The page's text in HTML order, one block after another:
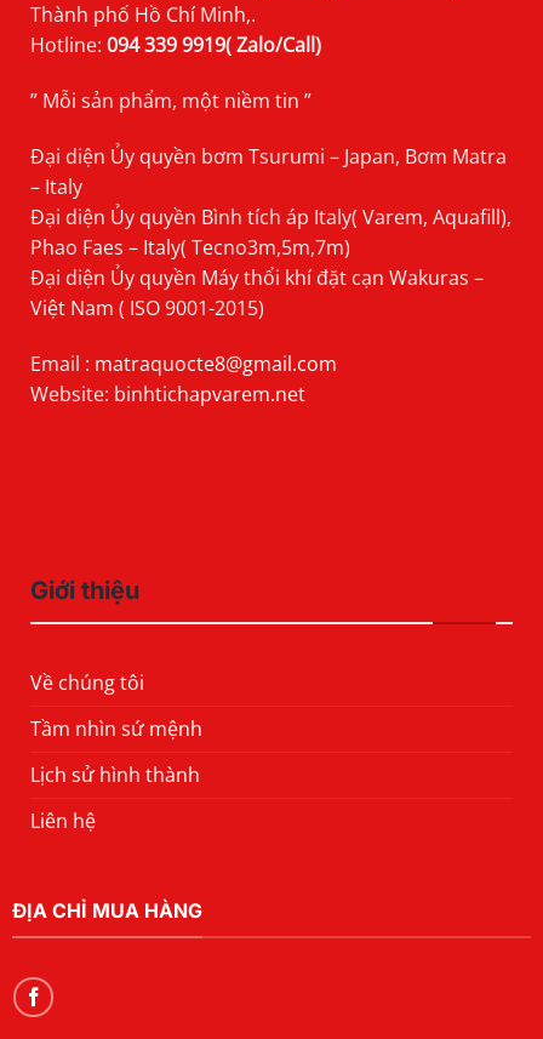
Thành phố Hồ Chí Minh,.
Hotline: 094 339 9919( Zalo/Call)
” Mỗi sản phẩm, một niềm tin ”
Đại diện Ủy quyền bơm Tsurumi – Japan, Bơm Matra
– Italy
Đại diện Ủy quyền Bình tích áp Italy( Varem, Aquafill),
Phao Faes – Italy( Tecno3m,5m,7m)
Đại diện Ủy quyền Máy thổi khí đặt cạn Wakuras –
Việt Nam ( ISO 9001-2015)
Email : matraquocte8@gmail.com
Website: binhtichapvarem.net
Giới thiệu
Về chúng tôi
Tầm nhìn sứ mệnh
Lịch sử hình thành
Liên hệ
ĐỊA CHỈ MUA HÀNG